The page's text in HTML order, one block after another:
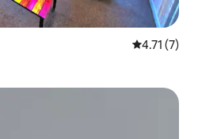
평점 4.71점
4.71 (7)